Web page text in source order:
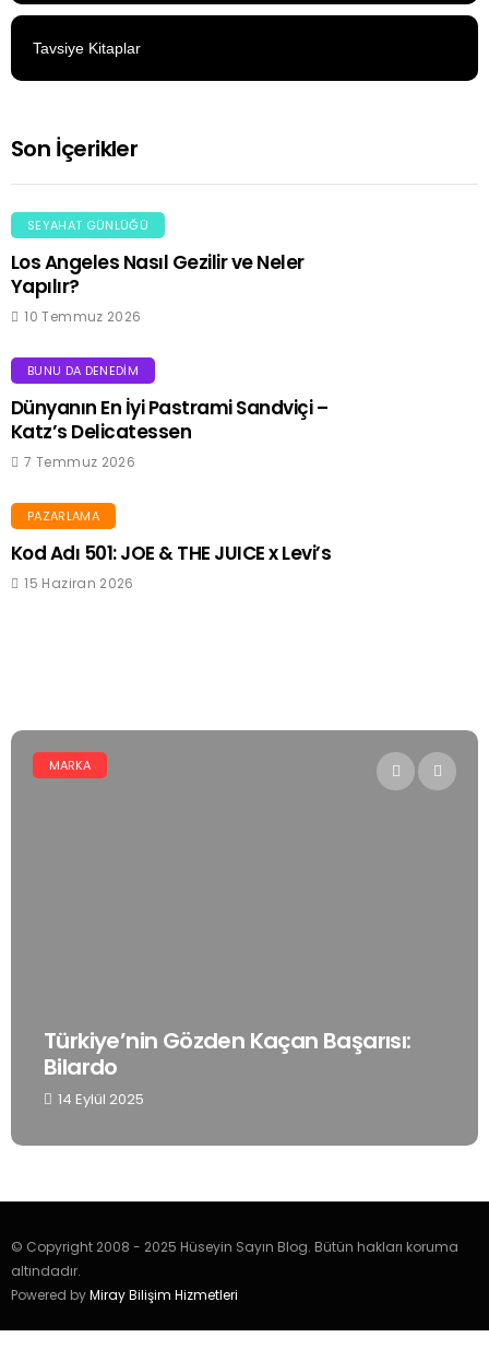
Tavsiye Kitaplar
Son İçerikler
SEYAHAT GÜNLÜĞÜ
Los Angeles Nasıl Gezilir ve Neler
Yapılır?
10 Temmuz 2026
BUNU DA DENEDIM
Dünyanın En İyi Pastrami Sandviçi –
Katz’s Delicatessen
7 Temmuz 2026
PAZARLAMA
Kod Adı 501: JOE & THE JUICE x Levi’s
15 Haziran 2026
MARKA
Türkiye’nin Gözden Kaçan Başarısı:
Bilardo
14 Eylül 2025
© Copyright 2008 - 2025 Hüseyin Sayın Blog. Bütün hakları koruma
altındadır.
Powered byMiray Bilişim Hizmetleri